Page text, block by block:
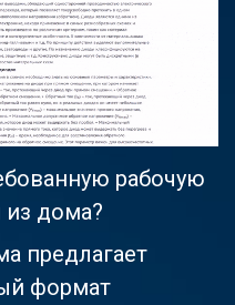
рабочую
дома?
предлагает
формат